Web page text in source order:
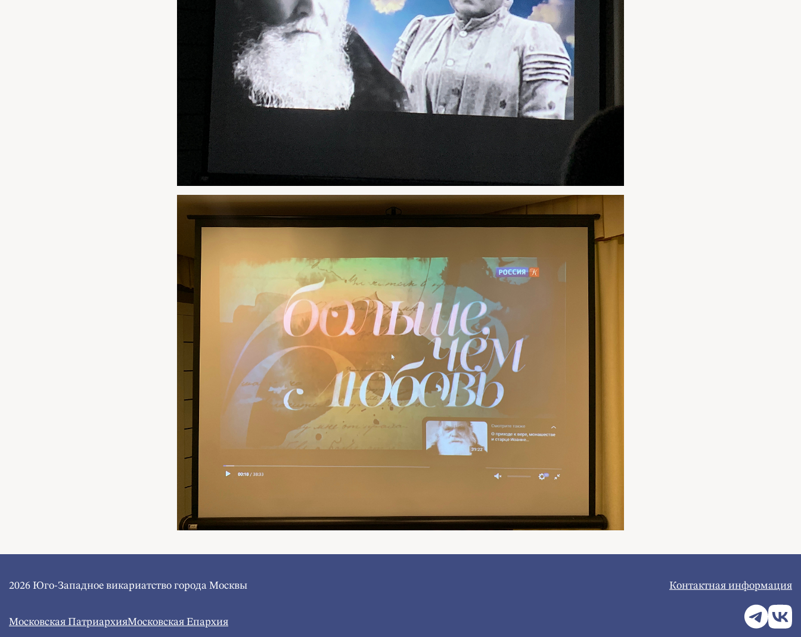
2026 Юго-Западное викариатство города Москвы
Московская ПатриархияМосковская Епархия
Контактная информация